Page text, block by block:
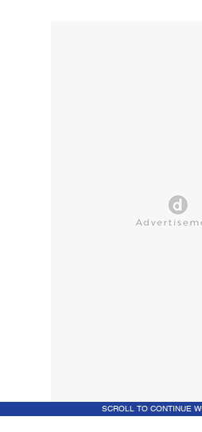
SCROLL TO CONTINUE